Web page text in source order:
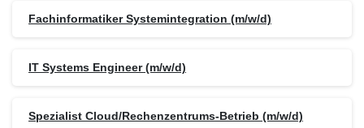
Fachinformatiker Systemintegration (m/w/d)
IT Systems Engineer (m/w/d)
Spezialist Cloud/Rechenzentrums-Betrieb (m/w/d)